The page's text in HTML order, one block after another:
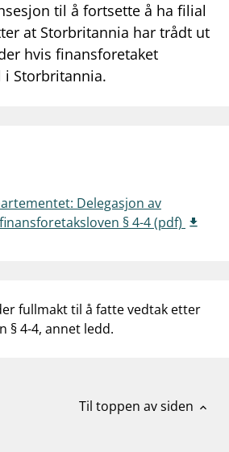
til å fortsette å ha filial
at Storbritannia har trådt ut
hvis finansforetaket
Storbritannia.
Delegasjon av
§ 4-4 (pdf)
fullmakt til å fatte vedtak etter
§ 4-4, annet ledd.
Til toppen av siden expand_less